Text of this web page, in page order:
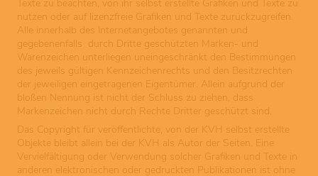
Texte zu beachten, von ihr selbst erstellte Grafiken und Texte zu
nutzen oder auf lizenzfreie Grafiken und Texte zurückzugreifen.
Alle innerhalb des Internetangebotes genannten und
gegebenenfalls durch Dritte geschützten Marken- und
Warenzeichen unterliegen uneingeschränkt den Bestimmungen
des jeweils gültigen Kennzeichenrechts und den Besitzrechten
der jeweiligen eingetragenen Eigentümer. Allein aufgrund der
bloßen Nennung ist nicht der Schluss zu ziehen, dass
Markenzeichen nicht durch Rechte Dritter geschützt sind.
Das Copyright für veröffentlichte, von der KVH selbst erstellte
Objekte bleibt allein bei der KVH als Autor der Seiten. Eine
Vervielfältigung oder Verwendung solcher Grafiken und Texte in
anderen elektronischen oder gedruckten Publikationen ist ohne